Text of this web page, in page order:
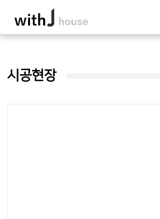
시공현장